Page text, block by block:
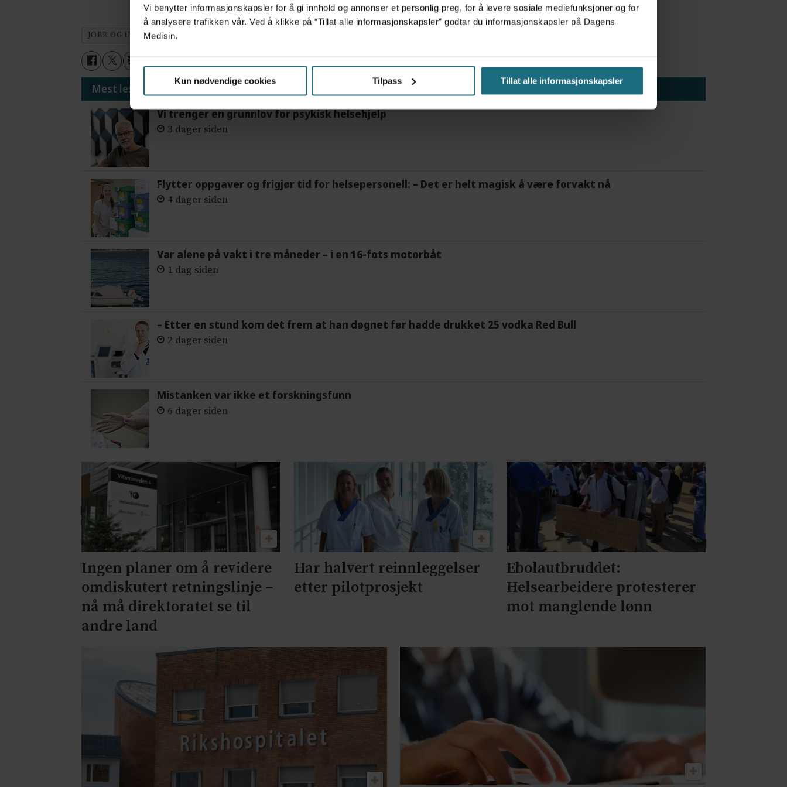
Vi benytter informasjonskapsler for å gi innhold og annonser et personlig preg, for å levere sosiale mediefunksjoner og for
å analysere trafikken vår. Ved å klikke på “Tillat alle informasjonskapsler” godtar du informasjonskapsler på Dagens
Medisin.
Kun nødvendige cookies Tilpass Tillat alle informasjonskapsler
JOBB OG UTDANNING
Mest lest siste syv dager:
Vi trenger en grunnlov for psykisk helsehjelp
3 dager siden
Flytter oppgaver og frigjør tid for helsepersonell: – Det er helt magisk å være forvakt nå
4 dager siden
Var alene på vakt i tre måneder – i en 16-fots motorbåt
1 dag siden
– Etter en stund kom det frem at han døgnet før hadde drukket 25 vodka Red Bull
2 dager siden
Mistanken var ikke et forskningsfunn
6 dager siden
Ingen planer om å revidere
omdiskutert retningslinje –
nå må direktoratet se til
andre land
Har halvert reinnleggelser
etter pilotprosjekt
Ebolautbruddet:
Helsearbeidere protesterer
mot manglende lønn